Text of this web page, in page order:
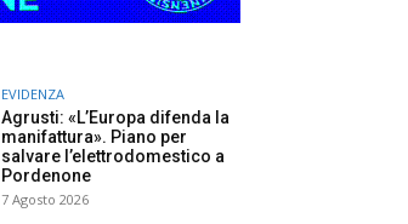
EVIDENZA
Agrusti: «L’Europa difenda la
manifattura». Piano per
salvare l’elettrodomestico a
Pordenone
7 Agosto 2026